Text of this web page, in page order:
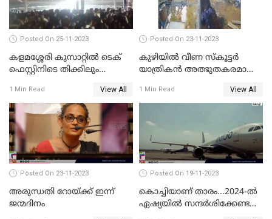
Posted On 25-11-2023
കളമശ്ശേരി കുസാറ്റില്‍ ടെക്
ഫെസ്റ്റിനിടെ തിക്കിലും
1 Min Read View All
Posted On 23-11-2023
കുഴിയിൽ വീണ സ്കൂട്ടർ
യാത്രികൻ അത്ഭുതകരമായി
1 Min Read View All
Posted On 23-11-2023
അരുന്ധതി റോയ്ക്ക് ഇന്ന്
ജന്മദിനം
Posted On 19-11-2023
കൊച്ചിയാണ് താരം...2024-ല്‍
ഏഷ്യയില്‍ സന്ദര്‍ശിക്കേണ്ട